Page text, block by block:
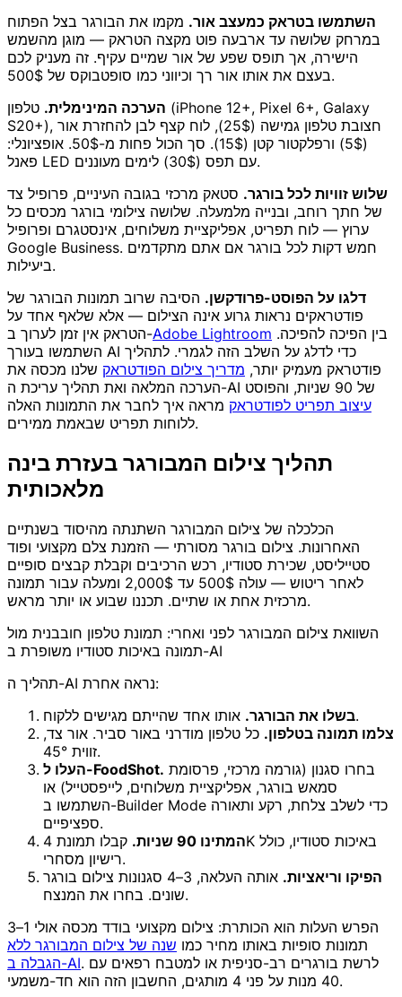
השתמשו בטראק כמעצב אור. מקמו את הבורגר בצל הפתוח
במרחק שלושה עד ארבעה פוט מקצה הטראק — מוגן מהשמש
הישירה, אך תופס שפע של אור שמיים עקיף. זה מעניק לכם
בעצם את אותו אור רך וכיווני כמו סופטבוקס של 500$.
הערכה המינימלית. טלפון (iPhone 12+, Pixel 6+, Galaxy
S20+), חצובת טלפון גמישה (25$), לוח קצף לבן להחזרת אור
(5$) ורפלקטור קטן (15$). סך הכול פחות מ-50$. אופציונלי:
פאנל LED עם תפס (30$) לימים מעוננים.
שלוש זוויות לכל בורגר. סטאק מרכזי בגובה העיניים, פרופיל צד
של חתך רוחב, ובנייה מלמעלה. שלושה צילומי בורגר מכסים כל
ערוץ — לוח תפריט, אפליקציית משלוחים, אינסטגרם ופרופיל
Google Business. חמש דקות לכל בורגר אם אתם מתקדמים
ביעילות.
דלגו על הפוסט-פרודקשן. הסיבה שרוב תמונות הבורגר של
פודטראקים נראות גרוע אינה הצילום — אלא שלאף אחד על
הטראק אין זמן לערוך ב-Adobe Lightroom
השתמשו בעורך AI כדי לדלג על השלב הזה לגמרי. לתהליך
פודטראק מעמיק יותר, מדריך צילום הפודטראק שלנו מכסה את
הערכה המלאה ואת תהליך עריכת ה-AI של 90 שניות, והפוסט
עיצוב תפריט לפודטראק מראה איך לחבר את התמונות האלה
ללוחות תפריט שבאמת ממירים.
תהליך צילום המבורגר בעזרת בינה
מלאכותית
הכלכלה של צילום המבורגר השתנתה מהיסוד בשנתיים
האחרונות. צילום בורגר מסורתי — הזמנת צלם מקצועי ופוד
סטייליסט, שכירת סטודיו, רכש הרכיבים וקבלת קבצים סופיים
לאחר ריטוש — עולה 500$ עד 2,000$ ומעלה עבור תמונה
מרכזית אחת או שתיים. תכננו שבוע או יותר מראש.
השוואת צילום המבורגר לפני ואחרי: תמונת טלפון חובבנית מול
תמונה באיכות סטודיו משופרת ב-AI
תהליך ה-AI נראה אחרת:
בשלו את הבורגר.אותו אחד שהייתם מגישים ללקוח.
צלמו תמונה בטלפון. כל טלפון מודרני באור סביר. אור צד,
זווית 45°.
העלו ל-FoodShot.
סמאש בורגר, אפליקציית משלוחים, לייפסטייל) או
השתמשו ב-Builder Mode כדי לשלב צלחת, רקע ותאורה
ספציפיים.
המתינו 90 שניות.
קבלו תמונת 4K באיכות סטודיו, כולל
רישיון מסחרי.
הפיקו וריאציות.
אותה העלאה, 3–4 סגנונות צילום בורגר
שונים. בחרו את המנצח.
הפרש העלות הוא הכותרת: צילום מקצועי בודד מכסה אולי 1–3
תמונות סופיות באותו מחיר כמו שנה של צילום המבורגר ללא
הגבלה ב-AI. לרשת בורגרים רב-סניפית או למטבח רפאים עם
40 מנות על פני 4 מותגים, החשבון הזה הוא חד-משמעי.